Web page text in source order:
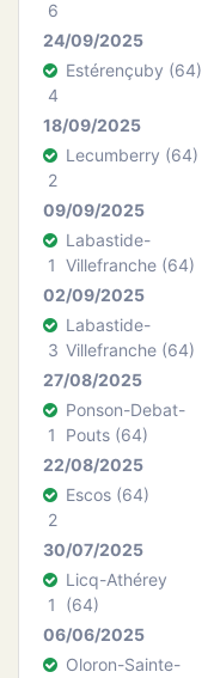
6
24/09/2025
4
Estérençuby (64)
18/09/2025
2
Lecumberry (64)
09/09/2025
1
Labastide-
Villefranche (64)
02/09/2025
3
Labastide-
Villefranche (64)
27/08/2025
1
Ponson-Debat-
Pouts (64)
22/08/2025
2
Escos (64)
30/07/2025
1
Licq-Athérey
(64)
06/06/2025
Oloron-Sainte-